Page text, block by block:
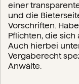
einer
und die
Vorschriften.
Pflichten, die
Auch hierbei
Vergaberecht
Anwälte.